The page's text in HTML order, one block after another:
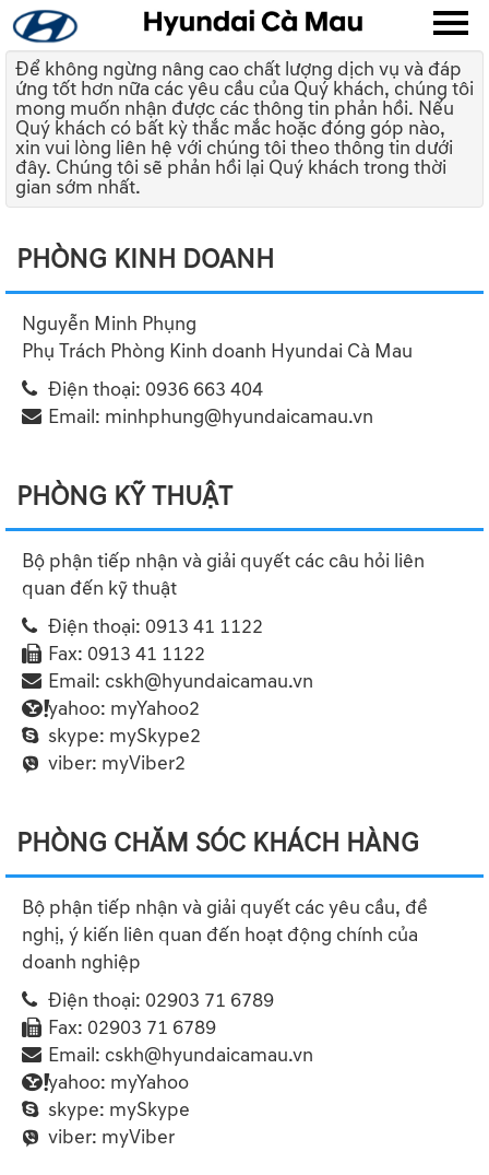
Để không ngừng nâng cao chất lượng dịch vụ và đáp
ứng tốt hơn nữa các yêu cầu của Quý khách, chúng tôi
mong muốn nhận được các thông tin phản hồi. Nếu
Quý khách có bất kỳ thắc mắc hoặc đóng góp nào,
xin vui lòng liên hệ với chúng tôi theo thông tin dưới
đây. Chúng tôi sẽ phản hồi lại Quý khách trong thời
gian sớm nhất.
PHÒNG KINH DOANH
Nguyễn Minh Phụng
Phụ Trách Phòng Kinh doanh Hyundai Cà Mau
Điện thoại: 0936 663 404
Email: minhphung@hyundaicamau.vn
PHÒNG KỸ THUẬT
Bộ phận tiếp nhận và giải quyết các câu hỏi liên
quan đến kỹ thuật
Điện thoại: 0913 41 1122
Fax: 0913 41 1122
Email: cskh@hyundaicamau.vn
yahoo: myYahoo2
skype: mySkype2
viber: myViber2
PHÒNG CHĂM SÓC KHÁCH HÀNG
Bộ phận tiếp nhận và giải quyết các yêu cầu, đề
nghị, ý kiến liên quan đến hoạt động chính của
doanh nghiệp
Điện thoại: 02903 71 6789
Fax: 02903 71 6789
Email: cskh@hyundaicamau.vn
yahoo: myYahoo
skype: mySkype
viber: myViber